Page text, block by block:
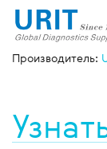
Производитель: